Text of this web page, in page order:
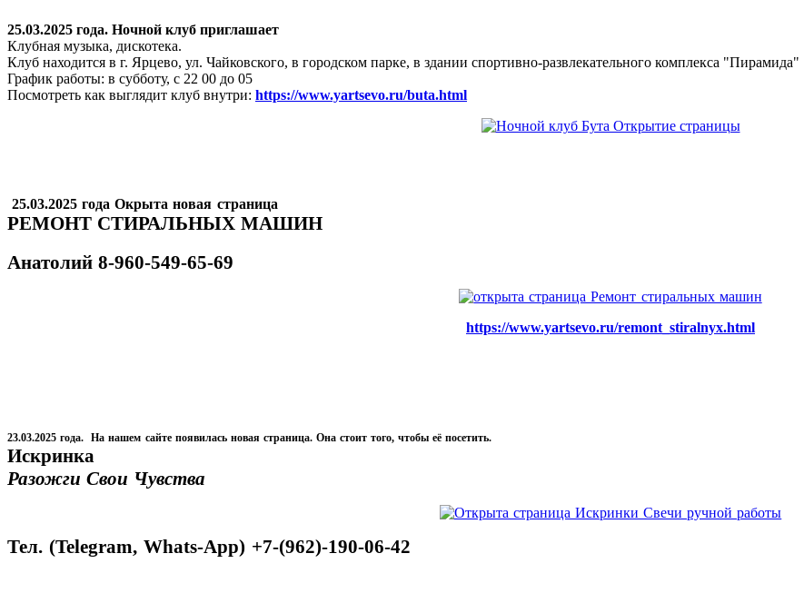
25.03.2025 года. Ночной клуб приглашает
Клубная музыка, дискотека.
Клуб находится в г. Ярцево, ул. Чайковского, в городском парке, в здании спортивно-развлекательного комплекса "Пирамида"
График работы: в субботу, с 22 00 до 05
Посмотреть как выглядит клуб внутри: https://www.yartsevo.ru/buta.html
25.03.2025 года Окрыта новая страница
РЕМОНТ СТИРАЛЬНЫХ МАШИН
Анатолий 8-960-549-65-69
https://www.yartsevo.ru/remont_stiralnyx.html
23.03.2025 года. На нашем сайте появилась новая страница. Она стоит того, чтобы её посетить.
Искринка
Разожги Свои Чувства
Тел. (Telegram, Whats-App) +7-(962)-190-06-42